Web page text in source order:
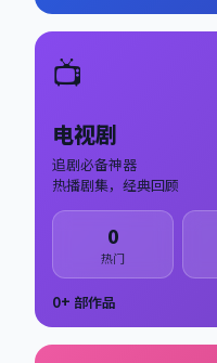
📺
电视剧
追剧必备神器
热播剧集，经典回顾
0
热门
0+ 部作品